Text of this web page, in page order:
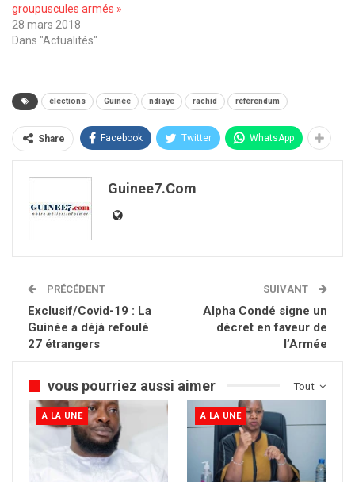
groupuscules armés »
28 mars 2018
Dans "Actualités"
élections Guinée ndiaye rachid référendum
Share Facebook Twitter WhatsApp
Guinee7.com
PRÉCÉDENT
Exclusif/Covid-19 : La
Guinée a déjà refoulé
27 étrangers
SUIVANT
Alpha Condé signe un
décret en faveur de
l’Armée
Tout
vous pourriez aussi aimer
A LA UNE A LA UNE